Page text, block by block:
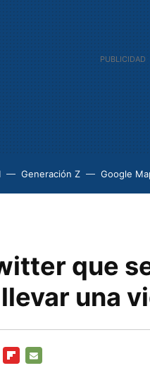
Generación Z Google
que
una